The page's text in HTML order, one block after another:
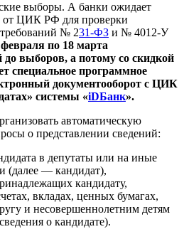
выборы. А банки ожидает
от ЦИК РФ для проверки
№ 231-ФЗ и № 4012-У
февраля по 18 марта
до выборов, а потому со скидкой
специальное программное
документооборот с ЦИК
системы «iDБанк».
автоматическую
о представлении сведений:
в депутаты или на иные
(далее — кандидат),
кандидату,
вкладах, ценных бумагах,
и несовершеннолетним детям
о кандидате).